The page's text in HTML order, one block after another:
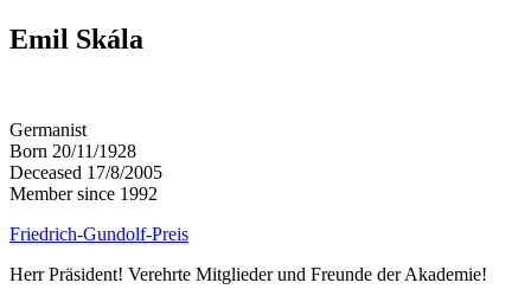
Emil Skála
Germanist
Born 20/11/1928
Deceased 17/8/2005
Member since 1992
Friedrich-Gundolf-Preis
Herr Präsident! Verehrte Mitglieder und Freunde der Akademie!